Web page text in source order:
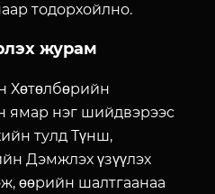
тодорхойлно.
журам
Хөтөлбөрийн
ямар нэг шийдвэрээс
тулд Түнш,
Дэмжлэх үзүүлэх
өөрийн шалтгаанаа